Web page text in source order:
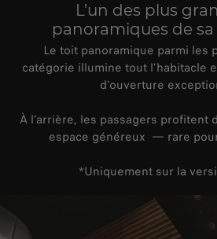
L’un des plus
panoramiques de
Le toit panoramique parmi les
catégorie illumine tout l’habitacle
d’ouverture
À l’arrière, les passagers profitent
espace généreux — rare
*Uniquement sur la